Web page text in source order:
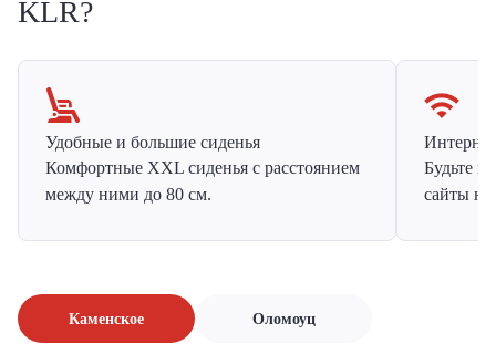
KLR?
Удобные и большие сиденья
Комфортные XXL сиденья с расстоянием
между ними до 80 см.
Будьте
сайты на
Каменское Оломоуц